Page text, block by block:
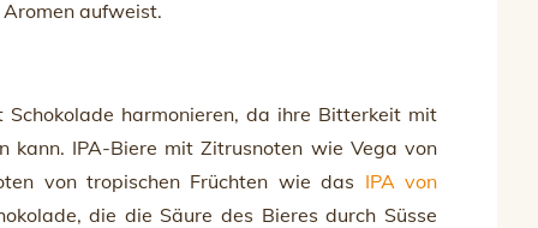
aufweist.
harmonieren, da ihre Bitterkeit mit
kann. IPA-Biere mit Zitrusnoten wie Vega von
von tropischen Früchten wie das IPA von
die die Säure des Bieres durch Süsse